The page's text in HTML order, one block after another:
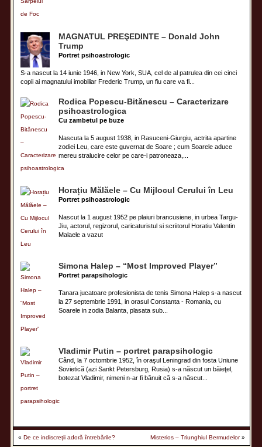
MAGNATUL PREŞEDINTE – Donald John
Trump
Portret psihoastrologic
S-a nascut la 14 iunie 1946, in New York, SUA, cel de al patrulea din cei cinci
copii ai magnatului imobiliar Frederic Trump, un fiu care va fi...
Rodica Popescu-Bitănescu – Caracterizare
psihoastrologica
Cu zambetul pe buze
Nascuta la 5 august 1938, in Rasuceni-Giurgiu, actrita apartine
zodiei Leu, care este guvernat de Soare ; cum Soarele aduce
mereu stralucire celor pe care-i patroneaza,...
Horațiu Mălăele – Cu Mijlocul Cerului în Leu
Portret psihoastrologic
Nascut la 1 august 1952 pe plaiuri brancusiene, in urbea Targu-
Jiu, actorul, regizorul, caricaturistul si scriitorul Horatiu Valentin
Malaele a vazut
Simona Halep – “Most Improved Player”
Portret parapsihologic
Tanara jucatoare profesionista de tenis Simona Halep s-a nascut
la 27 septembrie 1991, in orasul Constanta - Romania, cu
Soarele in zodia Balanta, plasata sub...
Vladimir Putin – portret parapsihologic
Când, la 7 octombrie 1952, în oraşul Leningrad din fosta Uniune
Sovietică (azi Sankt Petersburg, Rusia) s-a născut un băieţel,
botezat Vladimir, nimeni n-ar fi bănuit că s-a născut...
«De ce indiscreţii adoră întrebările? Misterios – Triunghiul Bermudelor»